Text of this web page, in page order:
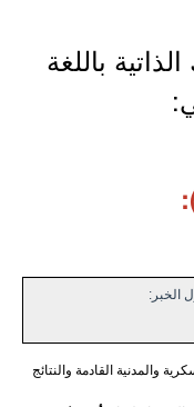
باللغة
الخبر:
والمدنية القادمة والنتائج